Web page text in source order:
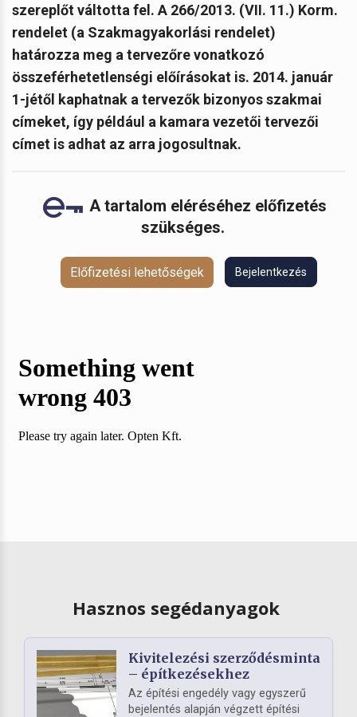
szereplőt váltotta fel. A 266/2013. (VII. 11.) Korm.
rendelet (a Szakmagyakorlási rendelet)
határozza meg a tervezőre vonatkozó
összeférhetetlenségi előírásokat is. 2014. január
1-jétől kaphatnak a tervezők bizonyos szakmai
címeket, így például a kamara vezetői tervezői
címet is adhat az arra jogosultnak.
A tartalom eléréséhez előfizetés
szükséges.
Előfizetési lehetőségek Bejelentkezés
Hasznos segédanyagok
Kivitelezési szerződésminta
– építkezésekhez
Az építési engedély vagy egyszerű
bejelentés alapján végzett építési